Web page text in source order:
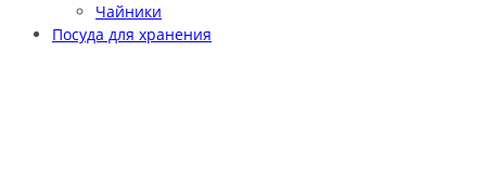
Чайники
Посуда для хранения